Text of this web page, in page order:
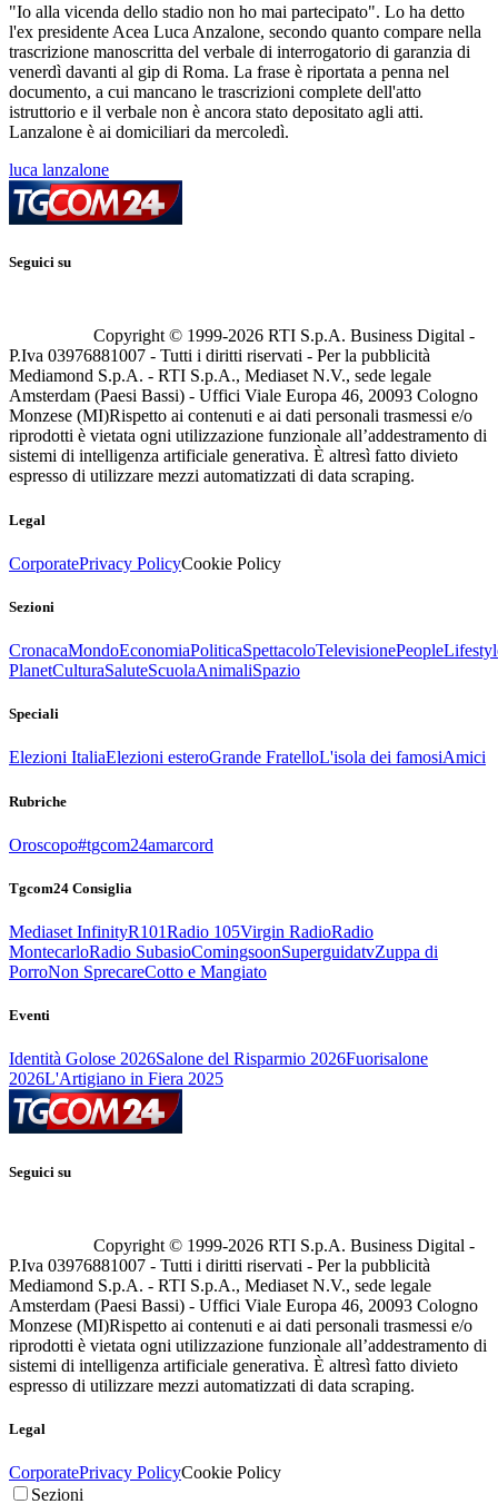
"Io alla vicenda dello stadio non ho mai partecipato". Lo ha detto
l'ex presidente Acea Luca Anzalone, secondo quanto compare nella
trascrizione manoscritta del verbale di interrogatorio di garanzia di
venerdì davanti al gip di Roma. La frase è riportata a penna nel
documento, a cui mancano le trascrizioni complete dell'atto
istruttorio e il verbale non è ancora stato depositato agli atti.
Lanzalone è ai domiciliari da mercoledì.
luca lanzalone
Seguici su
Copyright © 1999-2026 RTI S.p.A. Business Digital -
P.Iva 03976881007 - Tutti i diritti riservati - Per la pubblicità
Mediamond S.p.A. - RTI S.p.A., Mediaset N.V., sede legale
Amsterdam (Paesi Bassi) - Uffici Viale Europa 46, 20093 Cologno
Monzese (MI)Rispetto ai contenuti e ai dati personali trasmessi e/o
riprodotti è vietata ogni utilizzazione funzionale all’addestramento di
sistemi di intelligenza artificiale generativa. È altresì fatto divieto
espresso di utilizzare mezzi automatizzati di data scraping.
Legal
CorporatePrivacy PolicyCookie Policy
Sezioni
CronacaMondoEconomiaPoliticaSpettacoloTelevisionePeople
PlanetCulturaSaluteScuolaAnimaliSpazio
Speciali
Elezioni ItaliaElezioni esteroGrande FratelloL'isola dei famosiAmici
Rubriche
Oroscopo#tgcom24amarcord
Tgcom24 Consiglia
Mediaset InfinityR101Radio 105Virgin RadioRadio
MontecarloRadio SubasioComingsoonSuperguidatvZuppa di
PorroNon SprecareCotto e Mangiato
Eventi
Identità Golose 2026Salone del Risparmio 2026Fuorisalone
2026L'Artigiano in Fiera 2025
Seguici su
Copyright © 1999-2026 RTI S.p.A. Business Digital -
P.Iva 03976881007 - Tutti i diritti riservati - Per la pubblicità
Mediamond S.p.A. - RTI S.p.A., Mediaset N.V., sede legale
Amsterdam (Paesi Bassi) - Uffici Viale Europa 46, 20093 Cologno
Monzese (MI)Rispetto ai contenuti e ai dati personali trasmessi e/o
riprodotti è vietata ogni utilizzazione funzionale all’addestramento di
sistemi di intelligenza artificiale generativa. È altresì fatto divieto
espresso di utilizzare mezzi automatizzati di data scraping.
Legal
CorporatePrivacy PolicyCookie Policy
Sezioni